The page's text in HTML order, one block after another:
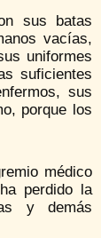
sus batas
vacías,
uniformes
suficientes
sus
porque los
médico
perdido la
y demás